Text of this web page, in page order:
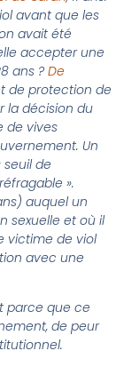
avant que les
avait été
accepter une
ans ? De
de protection de
la décision du
de vives
Un
de
».
auquel un
sexuelle et où il
victime de viol
avec une
parce que ce
de peur